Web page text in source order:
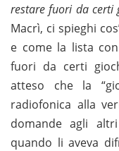
restare fuori da certi
Macrì, ci spieghi
e come la lista
fuori da certi
atteso che la
radiofonica alla
domande agli
quando li aveva